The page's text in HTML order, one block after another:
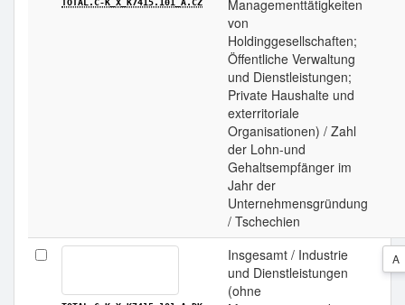
TOTAL.C-K_X_K7415.101_A.CZ
Managementtätigkeiten
von
Holdinggesellschaften;
Öffentliche Verwaltung
und Dienstleistungen;
Private Haushalte und
exterritoriale
Organisationen) / Zahl
der Lohn-und
Gehaltsempfänger im
Jahr der
Unternehmensgründung
/ Tschechien
Insgesamt / Industrie
und Dienstleistungen
(ohne
A